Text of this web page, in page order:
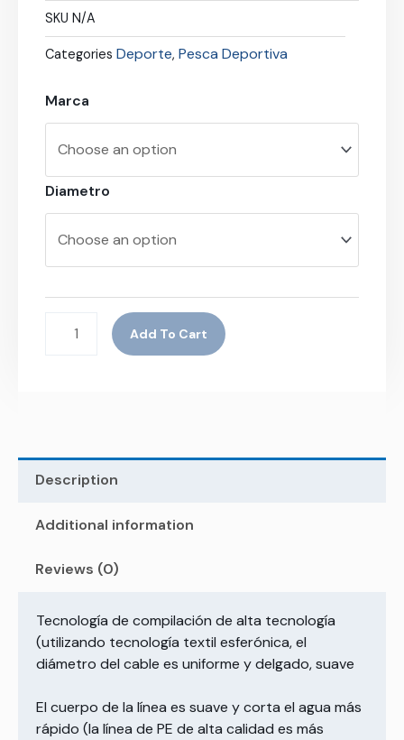
SKU N/A
Categories Deporte, Pesca Deportiva
Marca
Diametro
Add To Cart
Description
Additional information
Reviews (0)
Tecnología de compilación de alta tecnología
(utilizando tecnología textil esferónica, el
diámetro del cable es uniforme y delgado, suave
El cuerpo de la línea es suave y corta el agua más
rápido (la línea de PE de alta calidad es más